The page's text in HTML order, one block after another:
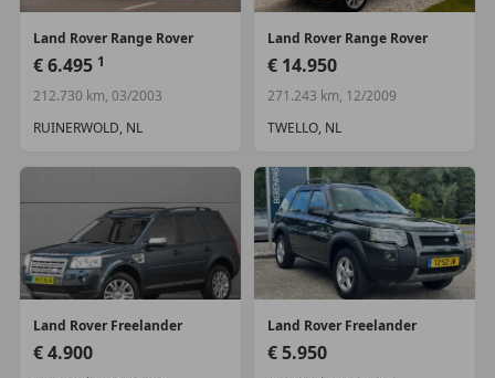
Land Rover Range Rover
€ 6.495 1
212.730 km, 03/2003
RUINERWOLD, NL
Land Rover Range Rover
€ 14.950
271.243 km, 12/2009
TWELLO, NL
Land Rover Freelander
€ 4.900
Land Rover Freelander
€ 5.950